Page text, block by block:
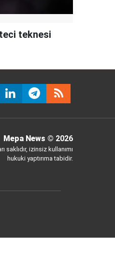
teknesi
Mepa News © 2026
izinsiz kullanımı
hukuki yaptırıma tabidir.